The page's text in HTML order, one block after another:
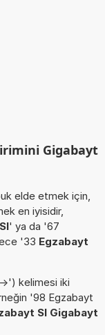
Gigabayt
elde etmek için,
en iyisidir,
' ya da '67
'33 Egzabayt
kelimesi iki
'98 Egzabayt
SI Gigabayt